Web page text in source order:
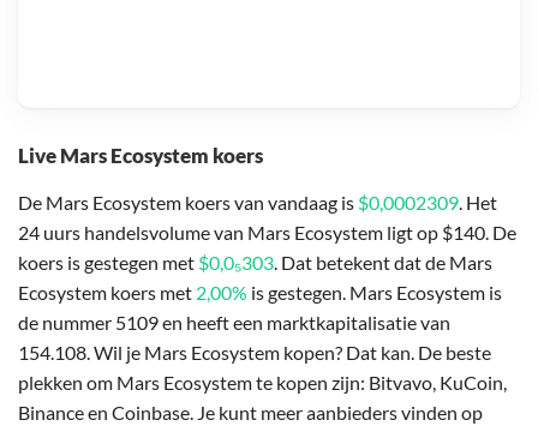
Live Mars Ecosystem koers
De Mars Ecosystem koers van vandaag is $0,0002309. Het
24 uurs handelsvolume van Mars Ecosystem ligt op $140. De
koers is gestegen met $0,0₅303. Dat betekent dat de Mars
Ecosystem koers met 2,00% is gestegen. Mars Ecosystem is
de nummer 5109 en heeft een marktkapitalisatie van
154.108. Wil je Mars Ecosystem kopen? Dat kan. De beste
plekken om Mars Ecosystem te kopen zijn: Bitvavo, KuCoin,
Binance en Coinbase. Je kunt meer aanbieders vinden op